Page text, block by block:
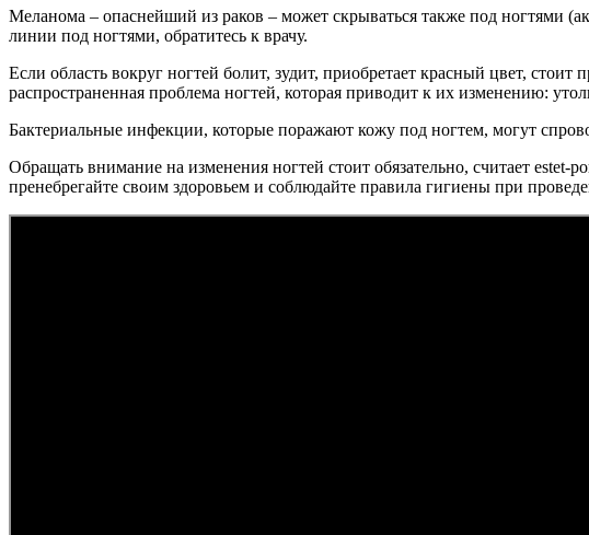
Меланома – опаснейший из раков – может скрываться также под ногтями
линии под ногтями, обратитесь к врачу.
Если область вокруг ногтей болит, зудит, приобретает красный цвет,
распространенная проблема ногтей, которая приводит к их изменению:
Бактериальные инфекции, которые поражают кожу под ногтем, могут
Обращать внимание на изменения ногтей стоит обязательно, считает
пренебрегайте своим здоровьем и соблюдайте правила гигиены при